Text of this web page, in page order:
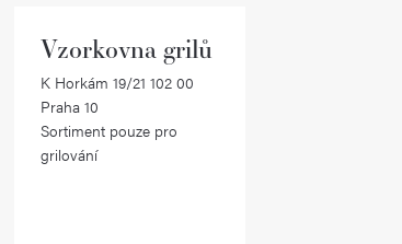
Vzorkovna grilů
K Horkám 19/21 102 00
Praha 10
Sortiment pouze pro
grilování